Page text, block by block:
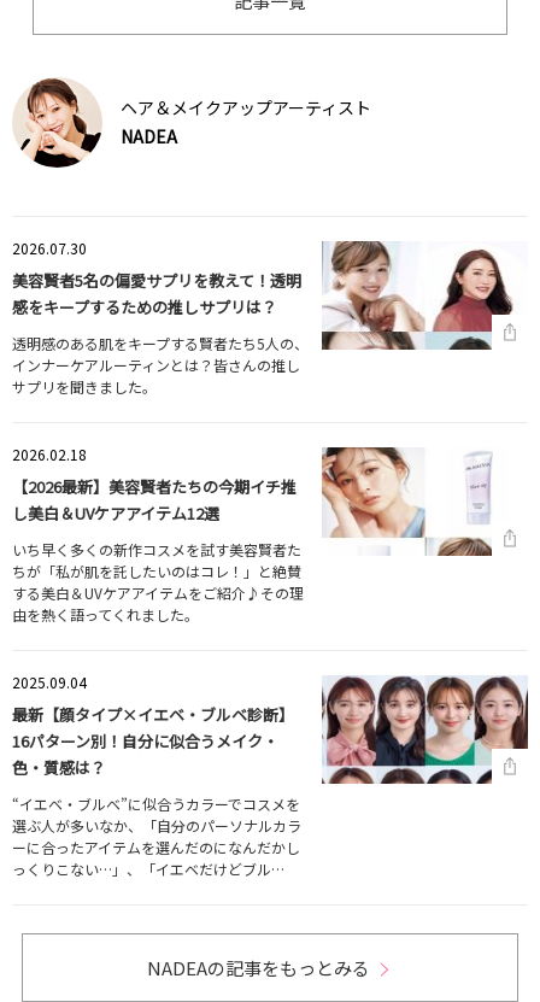
ヘア＆メイクアップアーティスト
NADEA
2026.07.30
美容賢者5名の偏愛サプリを教えて！透明
感をキープするための推しサプリは？
透明感のある肌をキープする賢者たち5人の、
インナーケアルーティンとは？皆さんの推し
サプリを聞きました。
2026.02.18
【2026最新】美容賢者たちの今期イチ推
し美白＆UVケアアイテム12選
いち早く多くの新作コスメを試す美容賢者た
ちが「私が肌を託したいのはコレ！」と絶賛
する美白＆UVケアアイテムをご紹介♪その理
由を熱く語ってくれました。
2025.09.04
最新【顔タイプ×イエベ・ブルベ診断】
16パターン別！自分に似合うメイク・
色・質感は？
“イエベ・ブルベ”に似合うカラーでコスメを
選ぶ人が多いなか、「自分のパーソナルカラ
ーに合ったアイテムを選んだのになんだかし
っくりこない…」、「イエベだけどブル…
NADEAの記事をもっとみる